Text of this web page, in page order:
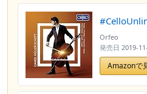
Orfeo
発売日 2019-
Amazonで